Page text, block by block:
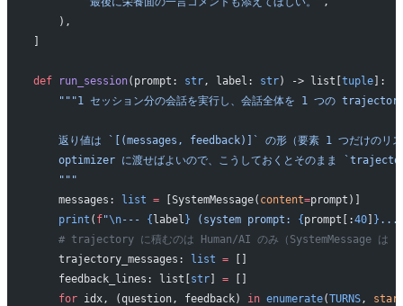
    ),
]
def run_session(prompt: str, label: str) -> list[tuple]:
"""1 セッション分の会話を実行し、会話全体を 1 つの
返り値は `[(messages, feedback)]` の形（要素 1 つだけのリス
optimizer に渡せばよいので、こうしておくとそのまま
    """
    messages:
list = [SystemMessage( content=prompt)]
    print
( f"\n--- {label} (system prompt: {prompt[:40] }
# trajectory に積むのは Human/AI のみ（SystemMessage は
    trajectory_messages:
list = []
    feedback_lines: list[
str] = []
    for
idx, (question, feedback) in enumerate(TURNS,